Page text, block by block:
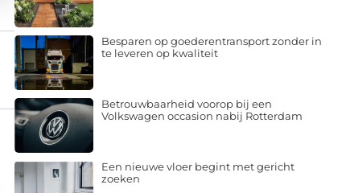
Besparen op goederentransport zonder in
te leveren op kwaliteit
Betrouwbaarheid voorop bij een
Volkswagen occasion nabij Rotterdam
Een nieuwe vloer begint met gericht
zoeken